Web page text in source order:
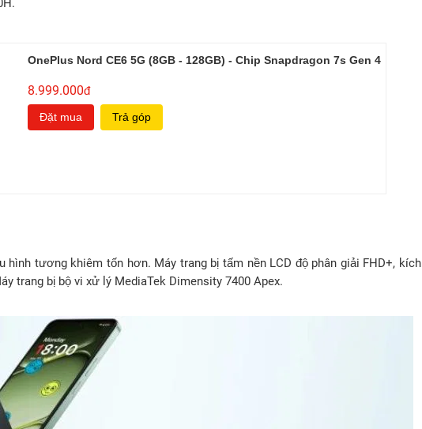
OnePlus Nord CE6 5G (8GB - 128GB) - Chip Snapdragon 7s Gen 4
8.999.000đ
Đặt mua Trả góp
hình tương khiêm tốn hơn. Máy trang bị tấm nền LCD độ phân giải FHD+, kích
trang bị bộ vi xử lý MediaTek Dimensity 7400 Apex.